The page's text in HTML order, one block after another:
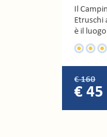
Il
area
...
€ 1485
€ 435